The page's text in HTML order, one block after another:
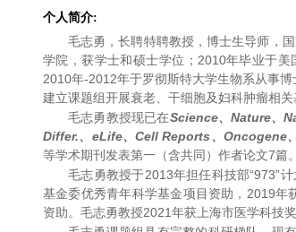
个人简介:
毛志勇，长聘特聘教授，博士生导师，
学院，获学士和硕士学位；2010年毕业于美
2010年-2012年于罗彻斯特大学生物系从事
建立课题组开展衰老、干细胞及妇科肿瘤相关
毛志勇教授现已在Science、Nature、
Differ.、eLife、Cell Reports、Oncogene
等学术期刊发表第一（含共同）作者论文7篇。
毛志勇教授于2013年担任科技部“973”
基金委优秀青年科学基金项目资助，2019年
资助。毛志勇教授2021年获上海市医学科技